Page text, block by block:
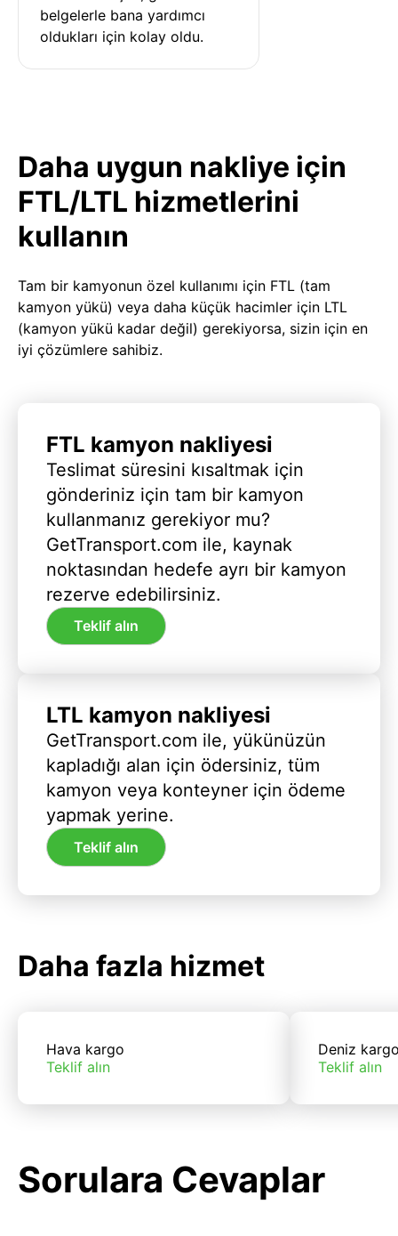
belgelerle bana yardımcı
oldukları için kolay oldu.
Daha uygun nakliye için
FTL/LTL hizmetlerini
kullanın
Tam bir kamyonun özel kullanımı için FTL (tam
kamyon yükü) veya daha küçük hacimler için LTL
(kamyon yükü kadar değil) gerekiyorsa, sizin için en
iyi çözümlere sahibiz.
FTL kamyon nakliyesi
Teslimat süresini kısaltmak için
gönderiniz için tam bir kamyon
kullanmanız gerekiyor mu?
GetTransport.com ile, kaynak
noktasından hedefe ayrı bir kamyon
rezerve edebilirsiniz.
Teklif alın
LTL kamyon nakliyesi
GetTransport.com ile, yükünüzün
kapladığı alan için ödersiniz, tüm
kamyon veya konteyner için ödeme
yapmak yerine.
Teklif alın
Daha fazla hizmet
Hava kargo
Teklif alın
Deniz
Teklif alın
Sorulara Cevaplar